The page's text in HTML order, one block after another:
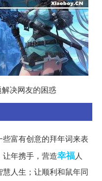
解决网友的困惑
富有创意的拜年词来表
年携手，营造幸福人
人生；让顺利和鼠年同